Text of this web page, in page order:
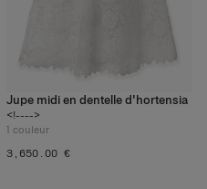
Jupe midi en dentelle d'hortensia
<!---->
1 couleur
‌3,650.00 €